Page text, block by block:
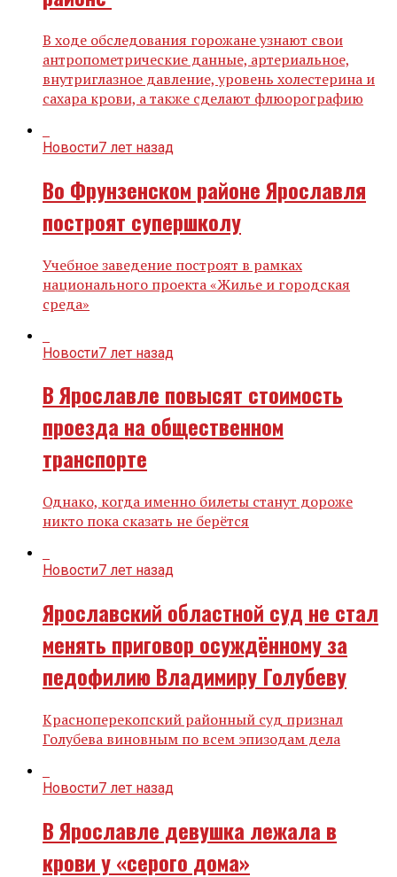
В ходе обследования горожане узнают свои
антропометрические данные, артериальное,
внутриглазное давление, уровень холестерина и
сахара крови, а также сделают флюорографию
Новости7 лет назад
Во Фрунзенском районе Ярославля
построят супершколу
Учебное заведение построят в рамках
национального проекта «Жилье и городская
среда»
Новости7 лет назад
В Ярославле повысят стоимость
проезда на общественном
транспорте
Однако, когда именно билеты станут дороже
никто пока сказать не берётся
Новости7 лет назад
Ярославский областной суд не стал
менять приговор осуждённому за
педофилию Владимиру Голубеву
Красноперекопский районный суд признал
Голубева виновным по всем эпизодам дела
Новости7 лет назад
В Ярославле девушка лежала в
крови у «серого дома»